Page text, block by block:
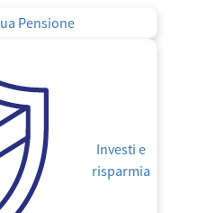
Pensione
Investi e
risparmia